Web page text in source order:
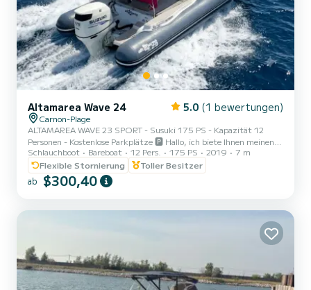
Altamarea Wave 24 5.0 (1 bewertungen)
Carnon-Plage
ALTAMAREA WAVE 23 SPORT - Susuki 175 PS - Kapazität 12
Personen - Kostenlose Parkplätze 🅿️ Hallo, ich biete Ihnen meinen
komfortablen und sehr angenehm zu fahrenden Altamarea Wave
23 Sport zum Mieten an, ideal für einen Tag auf See mit Freunden
oder Familie. Preise CAP RAY: Halber Tag = 290€ Tag = 360€
Abend = 210€ Eigenschaften des Bootes: • Kapazität: 12 Personen
Sonnensegel, Badeleiter, Dusche • Integrierte Bluetooth-Musik •
Schlauchboot Bareboat 12 Pers. 175 PS 2019
7 m
Flexible Stornierung
Toller Besitzer
ab $300,40